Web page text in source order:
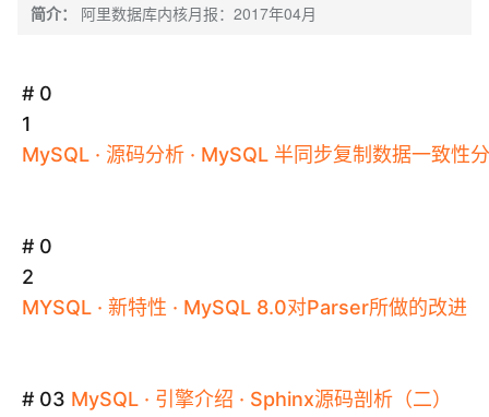
简介： 阿里数据库内核月报：2017年04月
# 0
1
MySQL · 源码分析 · MySQL 半同步复制数据一致性
# 0
2
MYSQL · 新特性 · MySQL 8.0对Parser所做的改进
# 03 MySQL · 引擎介绍 · Sphinx源码剖析 （二）